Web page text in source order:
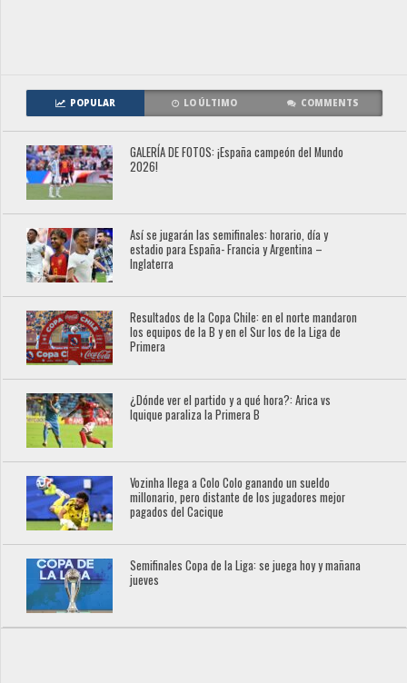
POPULAR LO ÚLTIMO COMMENTS
GALERÍA DE FOTOS: ¡España campeón del Mundo
2026!
Así se jugarán las semifinales: horario, día y
estadio para España- Francia y Argentina –
Inglaterra
Resultados de la Copa Chile: en el norte mandaron
los equipos de la B y en el Sur los de la Liga de
Primera
¿Dónde ver el partido y a qué hora?: Arica vs
Iquique paraliza la Primera B
Vozinha llega a Colo Colo ganando un sueldo
millonario, pero distante de los jugadores mejor
pagados del Cacique
Semifinales Copa de la Liga: se juega hoy y mañana
jueves